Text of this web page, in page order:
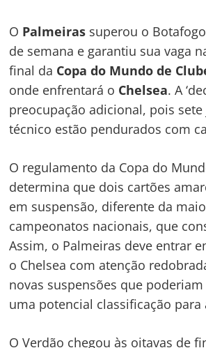
O Palmeiras superou o
de semana e garantiu sua vaga
final da Copa do Mundo de
onde enfrentará o Chelsea. A
preocupação adicional, pois
técnico estão pendurados com
O regulamento da Copa do
determina que dois cartões
em suspensão, diferente da
campeonatos nacionais, que
Assim, o Palmeiras deve entrar
o Chelsea com atenção
novas suspensões que
uma potencial classificação para
O Verdão chegou às oitavas de